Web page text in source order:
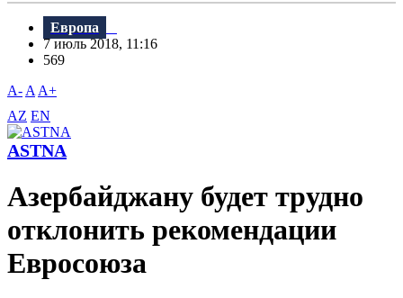
Европа
7 июль 2018, 11:16
569
A- A A+
AZ EN
ASTNA
Азербайджану будет трудно
отклонить рекомендации
Евросоюза